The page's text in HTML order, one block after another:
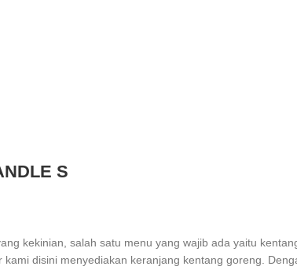
S
kekinian, salah satu menu yang wajib ada yaitu
disini menyediakan keranjang kentang goreng.